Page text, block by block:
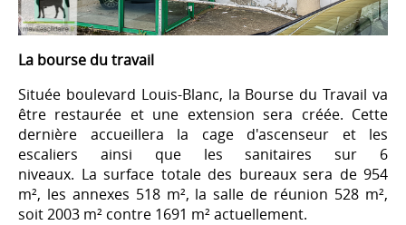
La bourse du travail
Située boulevard Louis-Blanc, la Bourse du Travail va
être restaurée et une extension sera créée. Cette
dernière accueillera la cage d'ascenseur et les
escaliers ainsi que les sanitaires sur 6
niveaux. La surface totale des bureaux sera de 954
m², les annexes 518 m², la salle de réunion 528 m²,
soit 2003 m² contre 1691 m² actuellement.